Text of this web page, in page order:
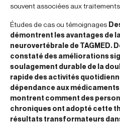
souvent associées aux
Études de cas ou témoignages
démontrent les avantages de
neurovertébrale de TAGMED.
constaté des améliorations
soulagement durable de la
rapide des activités
dépendance aux
montrent comment des
chroniques ont adopté cette
résultats transformateurs